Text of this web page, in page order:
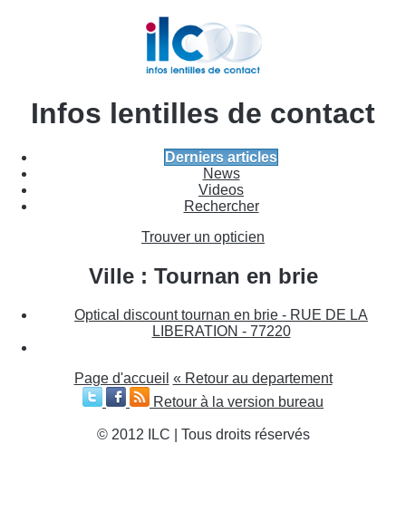
Infos lentilles de contact
Derniers articles
News
Videos
Rechercher
Trouver un opticien
Ville : Tournan en brie
Optical discount tournan en brie - RUE DE LA
LIBERATION - 77220
Page d'accueil « Retour au departement
Retour à la version bureau
© 2012 ILC | Tous droits réservés